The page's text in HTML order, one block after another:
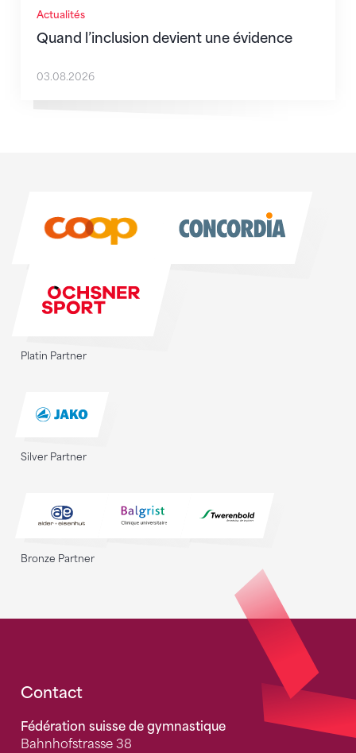
Actualités
Quand l’inclusion devient une évidence
03.08.2026
Platin Partner
Silver Partner
Bronze Partner
Fusszeile
Contact
Fédération suisse de gymnastique
Bahnhofstrasse 38